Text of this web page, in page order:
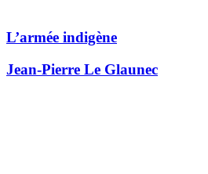
L’armée indigène
Jean-Pierre Le Glaunec